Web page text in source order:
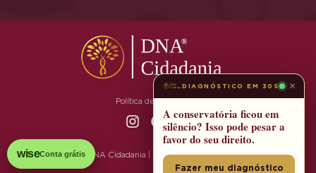
© 2025 DNA Cidadania | Todos os Direitos Reservados
Política de Privacidade
DIAGNÓSTICO EM 30S ×
A conservatória ficou em
silêncio? Isso pode pesar a
favor do seu direito.
Fazer meu diagnóstico
wiseConta grátis